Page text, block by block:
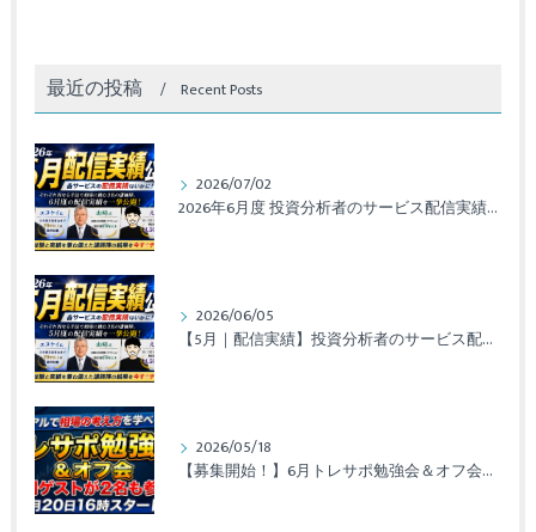
最近の投稿 Recent Posts
2026/07/02
2026年6月度 投資分析者のサービス配信実績レポート
2026/06/05
【5月｜配信実績】投資分析者のサービス配信実績レポート公開！
2026/05/18
【募集開始！】6月トレサポ勉強会＆オフ会開催のお知らせ